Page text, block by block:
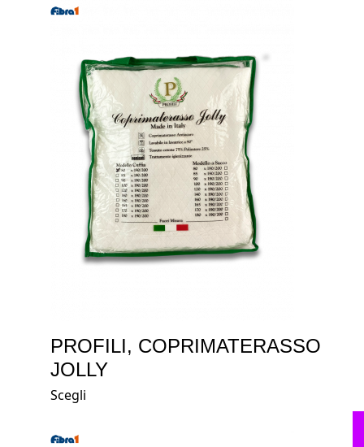
PROFILI, COPRIMATERASSO
JOLLY
Scegli